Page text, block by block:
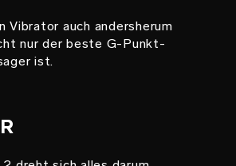
auch andersherum
nur der beste G-Punkt-
ist.